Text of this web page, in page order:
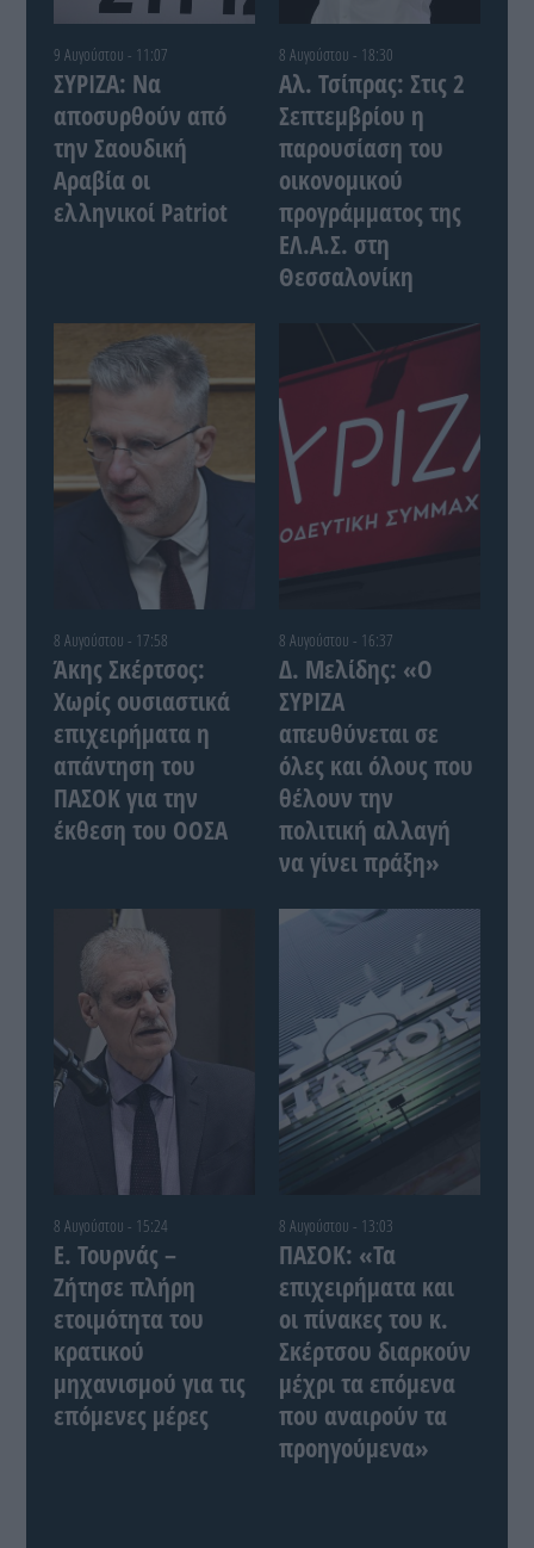
9 Αυγούστου - 11:07
ΣΥΡΙΖΑ: Να
αποσυρθούν από
την Σαουδική
Αραβία οι
ελληνικοί Patriot
8 Αυγούστου - 18:30
Αλ. Τσίπρας: Στις 2
Σεπτεμβρίου η
παρουσίαση του
οικονομικού
προγράμματος της
ΕΛ.Α.Σ. στη
Θεσσαλονίκη
8 Αυγούστου - 17:58
Άκης Σκέρτσος:
Χωρίς ουσιαστικά
επιχειρήματα η
απάντηση του
ΠΑΣΟΚ για την
έκθεση του ΟΟΣΑ
8 Αυγούστου - 16:37
Δ. Μελίδης: «Ο
ΣΥΡΙΖΑ
απευθύνεται σε
όλες και όλους που
θέλουν την
πολιτική αλλαγή
να γίνει πράξη»
8 Αυγούστου - 15:24
Ε. Τουρνάς –
Ζήτησε πλήρη
ετοιμότητα του
κρατικού
μηχανισμού για τις
επόμενες μέρες
8 Αυγούστου - 13:03
ΠΑΣΟΚ: «Τα
επιχειρήματα και
οι πίνακες του κ.
Σκέρτσου διαρκούν
μέχρι τα επόμενα
που αναιρούν τα
προηγούμενα»